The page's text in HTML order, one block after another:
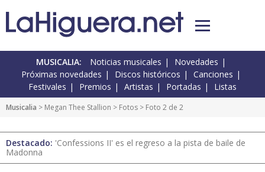
MUSICALIA: Noticias musicales
Novedades
Próximas novedades
Discos históricos
Canciones
Festivales
Premios Artistas Portadas Listas
Musicalia > Megan Thee Stallion > Fotos > Foto 2 de 2
Destacado: 'Confessions II' es el regreso a la pista de baile de
Madonna